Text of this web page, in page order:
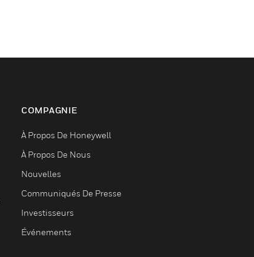
COMPAGNIE
À Propos De Honeywell
À Propos De Nous
Nouvelles
Communiqués De Presse
Investisseurs
Événements